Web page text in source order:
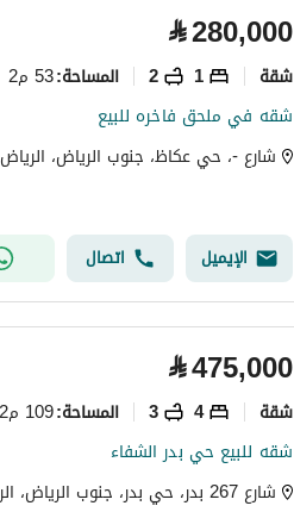
⃁280,000
شقة 1
2 المساحة:53 م2
شقه في ملحق فاخره للبيع
شارع -، حي عكاظ، جنوب الرياض، الرياض
الإيميل اتصال
⃁475,000
شقة 4
3 المساحة:109 م2
شقه للبيع حي بدر الشفاء
شارع 267 بدر، حي بدر، جنوب الرياض، الرياض